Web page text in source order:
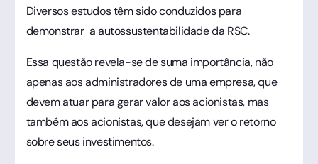
Diversos estudos têm sido conduzidos para
demonstrar a autossustentabilidade da RSC.
Essa questão revela-se de suma importância, não
apenas aos administradores de uma empresa, que
devem atuar para gerar valor aos acionistas, mas
também aos acionistas, que desejam ver o retorno
sobre seus investimentos.